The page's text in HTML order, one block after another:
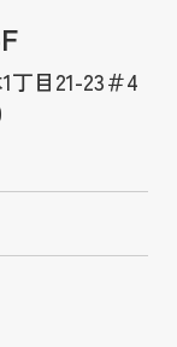
丁目21-23＃4